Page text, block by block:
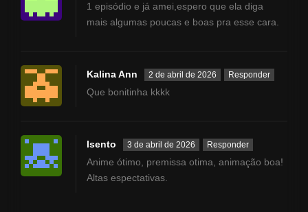
1 episódio e já amei,espero que ela diga
mais algumas poucas e boas pra esse cara.
Kalina Ann 2 de abril de 2026 Responder
Que bonitinha kkkk
Isento 3 de abril de 2026 Responder
Anime ótimo, premissa otima, animação boa!
Altas espectativas.